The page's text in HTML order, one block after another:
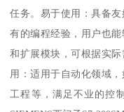
任务。易于使用：具备
有的编程经验，用户也
和扩展模块，可根据实
用：适用于自动化领域
工程等，满足不业的控